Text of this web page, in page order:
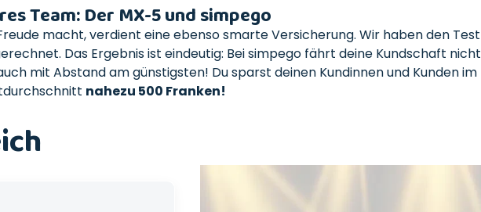
Team: Der MX-5 und simpego
macht, verdient eine ebenso smarte Versicherung. Wir haben den Test
Das Ergebnis ist eindeutig: Bei simpego fährt deine Kundschaft nicht
mit Abstand am günstigsten! Du sparst deinen Kundinnen und Kunden im
nahezu 500 Franken!